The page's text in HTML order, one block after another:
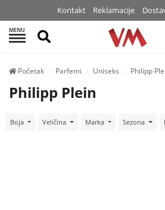
Kontakt Reklamacije
MENU Pretraži
Početak Parfemi Uniseks Philipp
Philipp Plein
Boja Veličina Marka Sezona